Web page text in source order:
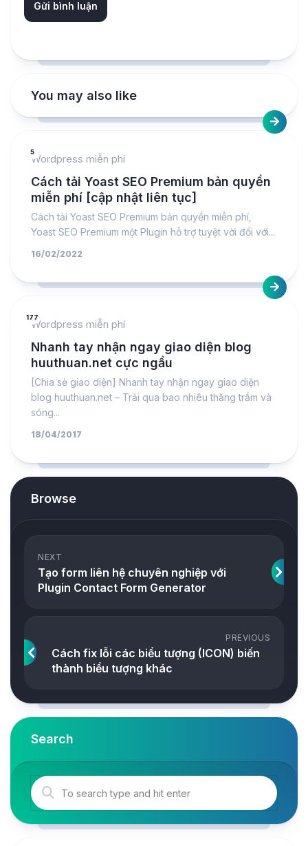
You may also like
5
Wordpress miễn phí
Cách tải Yoast SEO Premium bản quyền
miễn phí [cập nhật liên tục]
Cách tải Yoast SEO Premium bản quyền miễn phí,
Yoast SEO Premium một Plugin hỗ trợ tuyệt vời đối với...
16/02/2022
177
Wordpress miễn phí
Nhanh tay nhận ngay giao diện blog
huuthuan.net cực ngầu
[Chia sẻ giao diện] Nhanh tay nhận ngay giao diện
blog huuthuan.net – Trải qua bao nhiêu thăng trầm và
sóng...
18/04/2017
Browse
NEXT
Tạo form liên hệ chuyên nghiệp với
Plugin Contact Form Generator
PREVIOUS
Cách fix lỗi các biểu tượng (ICON) biến
thành biểu tượng khác
Search